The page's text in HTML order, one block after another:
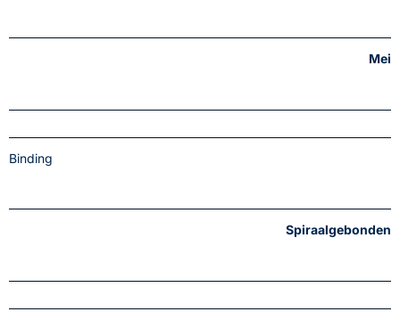
Mei
Binding
Spiraalgebonden